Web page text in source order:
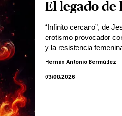
El legado de
“Infinito cercano”, de
erotismo provocador
y la resistencia
Hernán Antonio Bermúdez
03/08/2026